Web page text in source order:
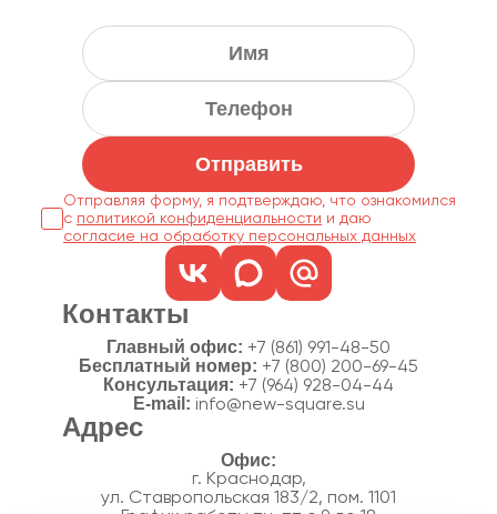
Отправить
Отправляя форму, я подтверждаю, что ознакомился
с политикой конфиденциальности
согласие на обработку персональных данных
Контакты
Главный офис: +7 (861) 991-48-50
Бесплатный номер: +7 (800) 200-69-45
Консультация: +7 (964) 928-04-44
E-mail: info@new-square.su
Адрес
г. Краснодар,
ул. Ставропольская 183/2, пом. 1101